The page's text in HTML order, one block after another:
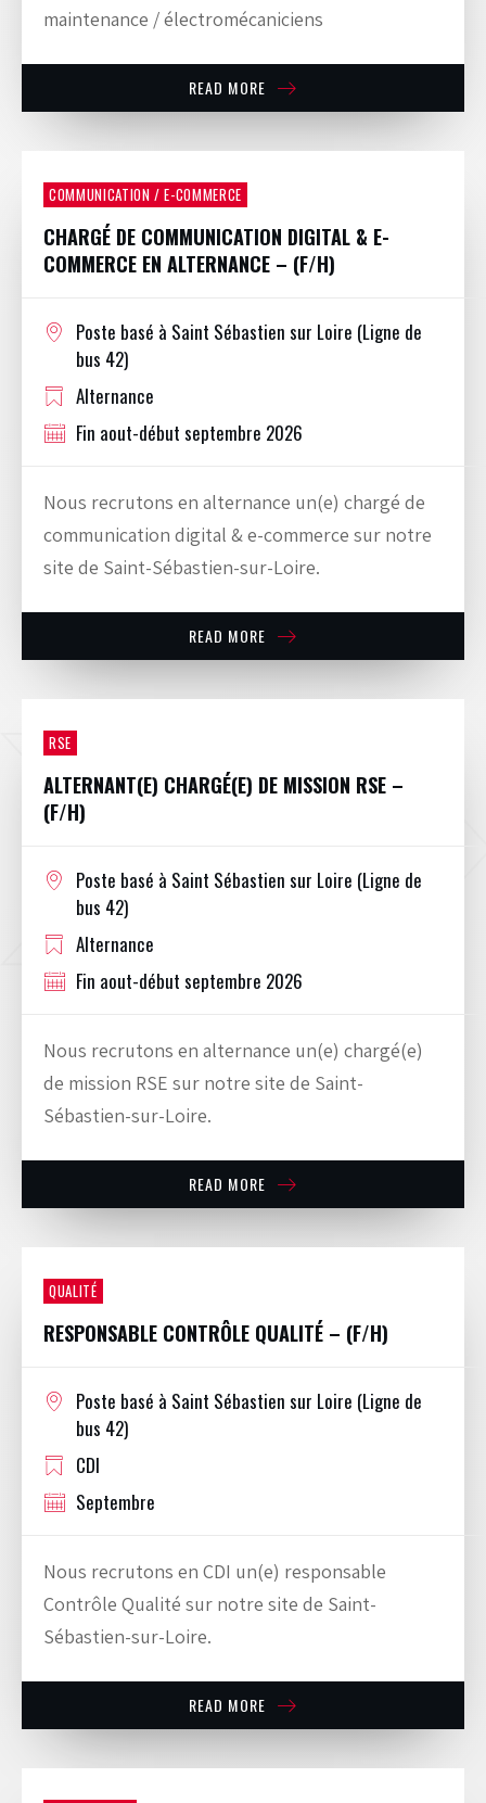
maintenance / électromécaniciens
READ MORE
COMMUNICATION / E-COMMERCE
CHARGÉ DE COMMUNICATION DIGITAL & E-
COMMERCE EN ALTERNANCE – (F/H)
Poste basé à Saint Sébastien sur Loire (Ligne de
bus 42)
Alternance
Fin aout-début septembre 2026
Nous recrutons en alternance un(e) chargé de
communication digital & e-commerce sur notre
site de Saint-Sébastien-sur-Loire.
READ MORE
RSE
ALTERNANT(E) CHARGÉ(E) DE MISSION RSE –
(F/H)
Poste basé à Saint Sébastien sur Loire (Ligne de
bus 42)
Alternance
Fin aout-début septembre 2026
Nous recrutons en alternance un(e) chargé(e)
de mission RSE sur notre site de Saint-
Sébastien-sur-Loire.
READ MORE
QUALITÉ
RESPONSABLE CONTRÔLE QUALITÉ – (F/H)
Poste basé à Saint Sébastien sur Loire (Ligne de
bus 42)
CDI
Septembre
Nous recrutons en CDI un(e) responsable
Contrôle Qualité sur notre site de Saint-
Sébastien-sur-Loire.
READ MORE